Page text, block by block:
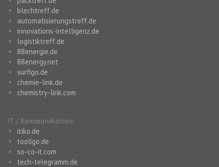
blechtreff.de
automatisierungstreff.de
innovations-intelligenz.de
logistiktreff.de
88energie.de
88energy.net
surfigo.de
chemie-link.de
chemistry-link.com
IT / Kommunikation:
itiko.de
tooligo.de
so-co-it.com
tech-telegramm.de